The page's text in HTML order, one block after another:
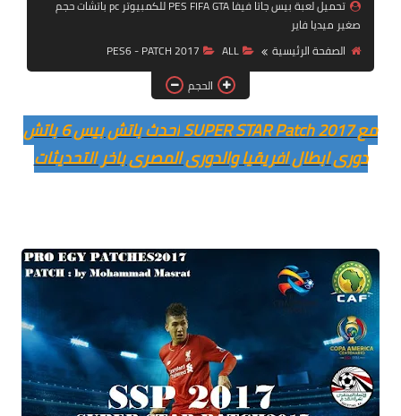
بلايستيشن PS2
تحميل لعبة بيس جاتا فيفا PES FIFA GTA للكمبيوتر pc باتشات حجم
صغير ميديا فاير
الصفحة الرئيسية
ALL
PES6 - PATCH 2017
الحجم
احدث باتش بيس 6 باتش SUPER STAR Patch 2017 مع
دورى ابطال افريقيا والدورى المصرى باخر التحديثات